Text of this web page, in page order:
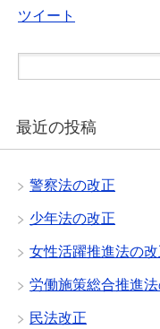
ツイート
最近の投稿
警察法の改正
少年法の改正
女性活躍推進法の改
労働施策総合推進
民法改正